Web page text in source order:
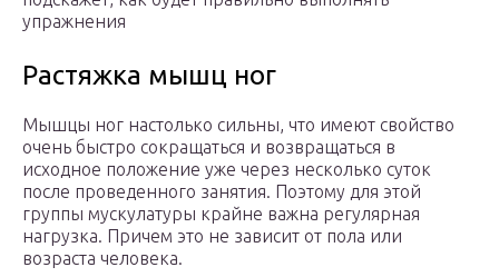
упражнения
Растяжка мышц ног
Мышцы ног настолько сильны, что имеют свойство
очень быстро сокращаться и возвращаться в
исходное положение уже через несколько суток
после проведенного занятия. Поэтому для этой
группы мускулатуры крайне важна регулярная
нагрузка. Причем это не зависит от пола или
возраста человека.